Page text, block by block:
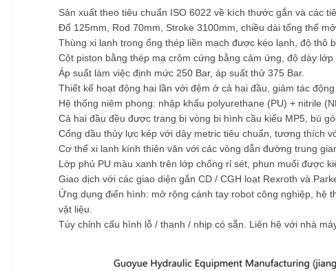
Sản xuất theo tiêu chuẩn ISO 6022 về kích thước gắn và các
Đổ 125mm, Rod 70mm, Stroke 3100mm, chiều dài tổng thể
Thùng xi lanh trong ống thép liền mạch được kéo lạnh, độ thô
Cột piston bằng thép mạ crôm cứng bằng cảm ứng, độ dày
Áp suất làm việc định mức 250 Bar, áp suất thử 375 Bar.
Thiết kế hoạt động hai lần với đệm ở cả hai đầu, giảm tác
Hệ thống niêm phong: nhập khẩu polyurethane (PU) + nitrile
Cả hai đầu đều được trang bị vòng bi hình cầu kiểu MP5, bù
Cổng dầu thủy lực kép với dây metric tiêu chuẩn, tương thích
Cơ thể xi lanh kính thiên văn với các vòng dẫn đường trung
Lớp phủ PU màu xanh trên lớp chống rỉ sét, phun muối được
Giao dịch với các giao diện gắn CD / CGH loạt Rexroth và
Ứng dụng điển hình: mở rộng cánh tay robot công nghiệp, hệ
vật liệu.
Tùy chỉnh cấu hình lỗ / thanh / nhịp có sẵn. Liên hệ với nhà